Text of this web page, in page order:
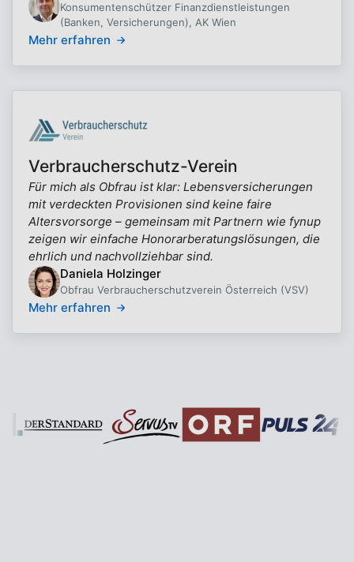
Konsumentenschützer Finanzdienstleistungen
(Banken, Versicherungen), AK Wien
Mehr erfahren
Verbraucherschutz-Verein
Für mich als Obfrau ist klar: Lebensversicherungen
mit verdeckten Provisionen sind keine faire
Altersvorsorge – gemeinsam mit Partnern wie fynup
zeigen wir einfache Honorarberatungslösungen, die
ehrlich und nachvollziehbar sind.
Daniela Holzinger
Obfrau Verbraucherschutzverein Österreich (VSV)
Mehr erfahren